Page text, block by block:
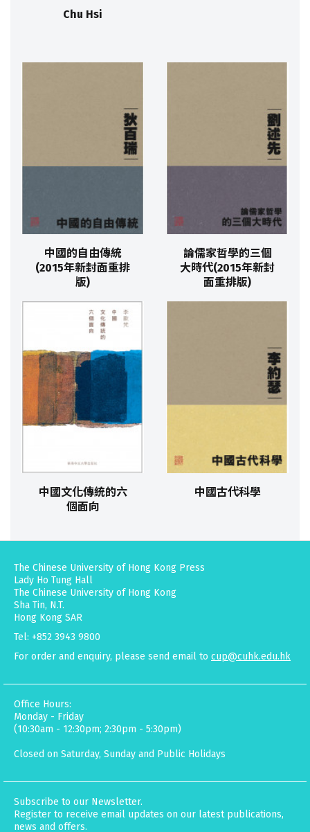
Chu Hsi
中國的自由傳統
(2015年新封面重排
版)
論儒家哲學的三個
大時代(2015年新封
面重排版)
中國文化傳統的六
個面向
中國古代科學
The Chinese University of Hong Kong Press
Lady Ho Tung Hall
The Chinese University of Hong Kong
Sha Tin, N.T.
Hong Kong SAR
Tel: +852 3943 9800
For order and enquiry, please send email to cup@cuhk.edu.hk
Office Hours:
Monday - Friday
(10:30am - 12:30pm; 2:30pm - 5:30pm)
Closed on Saturday, Sunday and Public Holidays
Subscribe to our Newsletter.
Register to receive email updates on our latest publications,
news and offers.